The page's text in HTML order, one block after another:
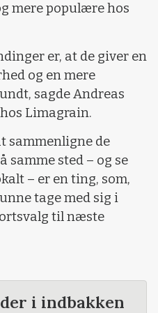
mere populære hos
er, at de giver en
og en mere
sagde Andreas
Limagrain.
sammenligne de
samme sted – og se
– er en ting, som,
tage med sig i
til næste
i indbakken